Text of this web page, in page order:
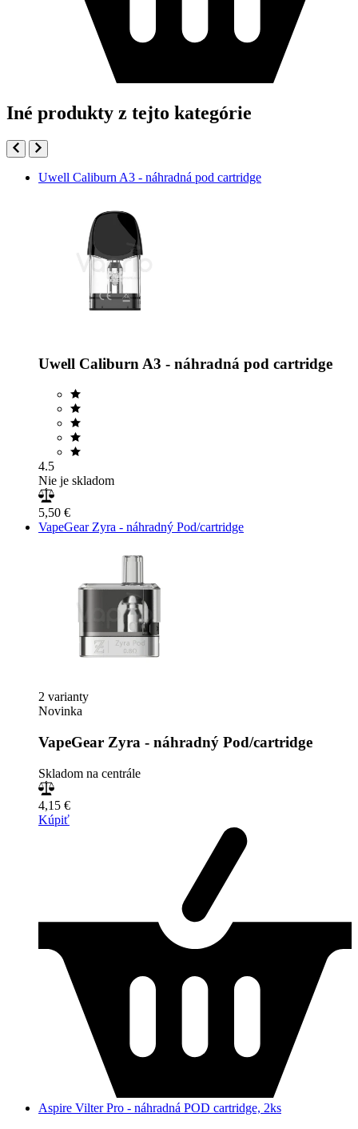
Iné produkty z tejto kategórie
Uwell Caliburn A3 - náhradná pod cartridge
Uwell Caliburn A3 - náhradná pod cartridge
4.5
Nie je skladom
5,50 €
VapeGear Zyra - náhradný Pod/cartridge
2 varianty
Novinka
VapeGear Zyra - náhradný Pod/cartridge
Skladom na centrále
4,15 €
Kúpiť
Aspire Vilter Pro - náhradná POD cartridge, 2ks